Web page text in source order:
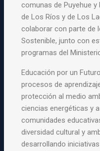
comunas de Puyehue y
de Los Ríos y de Los
colaborar con parte de
Sostenible, junto con
programas del
Educación por un
procesos de
protección al medio
ciencias energéticas y
comunidades
diversidad cultural y
desarrollando